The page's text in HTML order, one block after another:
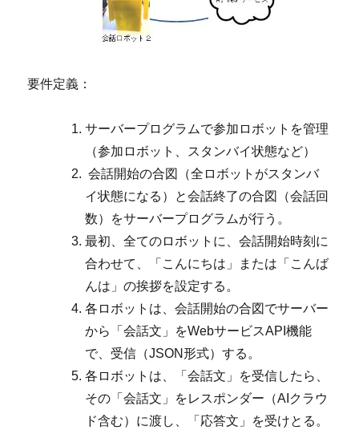
要件定義：
サーバープログラムで参加ロボットを管理
（参加ロボット、スタンバイ状態など）
会話開始の合図（全ロボットがスタンバ
イ状態になる）と会話終了の合図（会話回
数）をサーバープログラムが行う。
最初、全てのロボットに、会話開始時刻に
合わせて、「こんにちは」または「こんば
んは」の挨拶を設定する。
各ロボットは、会話開始の合図でサーバー
から「会話文」をWebサービスAPI機能
で、受信（JSON形式）する。
各ロボットは、「会話文」を受信したら、
その「会話文」をレスポンダー（AIクラウ
ド含む）に渡し、「応答文」を受けとる。